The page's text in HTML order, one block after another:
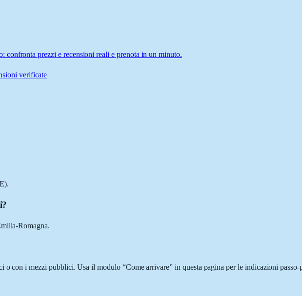
prezzi e recensioni reali e prenota in un minuto.
verificate
Romagna.
con i mezzi pubblici. Usa il modulo “Come arrivare” in questa pagina per le indicazioni passo-